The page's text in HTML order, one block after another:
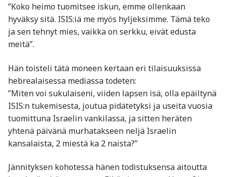
”Koko heimo tuomitsee iskun, emme ollenkaan
hyväksy sitä. ISIS:iä me myös hyljeksimme. Tämä teko
ja sen tehnyt mies, vaikka on serkku, eivät edusta
meitä”.
Hän toisteli tätä moneen kertaan eri tilaisuuksissa
hebrealaisessa mediassa todeten:
”Miten voi sukulaiseni, viiden lapsen isä, olla epäiltynä
ISIS:n tukemisesta, joutua pidätetyksi ja useita vuosia
tuomittuna Israelin vankilassa, ja sitten heräten
yhtenä päivänä murhatakseen neljä Israelin
kansalaista, 2 miestä ka 2 naista?”
Jännityksen kohotessa hänen todistuksensa aitoutta